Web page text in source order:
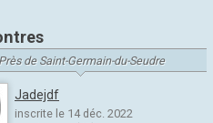
Près de Saint-Germain-du-Seudre
Jadejdf
inscrite le 14 déc. 2022